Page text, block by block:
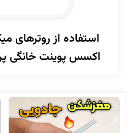
استفاده از روترهای
اکسس پوینت خانگی